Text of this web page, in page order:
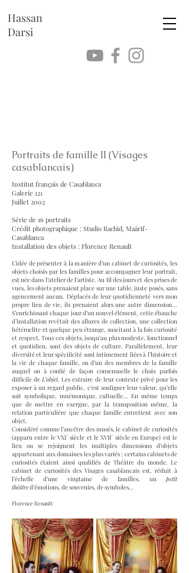
Hassan
Darsi
Portraits de famille II (Visages
casablancais)
Institut français de Casablanca
Galerie 121
Juillet 2002
Série de 16 portraits
Crédit photographique : Studio Rachid, Maârif-
Casablanca
Installation des objets : Florence Renault
L’idée de présenter à la manière d’un cabinet de curiosités, les
objets choisis par les familles pour accompagner leur portrait,
est née dans l’atelier de l’artiste. Au fil des jours et des prises de
vues, les objets prenaient place sur une table, juste posés, sans
agencement aucun. Déplacés de leur quotidienneté vers mon
propre lieu de vie, ils prenaient alors une autre dimension...
S’enrichissant chaque jour d’un nouvel élément, cette ébauche
d’installation revêtait des allures de collection, une collection
hétéroclite et quelque peu étrange, suscitant à la fois curiosité
et respect. Tous ces objets, jusqu’au plus modeste, fonctionnel
et quotidien, sont des objets de culture. Parallèlement, leur
diversité et leur spécificité sont intimement liées à l’histoire et
la vie de chaque famille, ou d’un des membres de la famille
auquel on à confié de façon consensuelle le choix parfois
difficile deL’objet. Les extraire de leur contexte privé pour les
exposer à un regard public, c’est souligner leur valeur, qu’elle
soit symbolique, mnémonique, cultuelle... En même temps
que de mettre en exergue, par la transposition même, la
relation particulière que chaque famille entretient avec son
objet.
Considéré comme l’ancêtre des musés, le cabinet de curiosités
(apparu entre le VXI° siècle et le XVII° siècle en Europe) est le
lieu ou se rejoignent les multiples dimensions d’objets
appartenant aux domaines les plus variés ; certains cabinets de
curiosités étaient ainsi qualifiés de Théâtre du monde. Le
cabinet de curiosités des Visages casablancais est, réduit à
l’échelle d’une vingtaine de familles, un petit
théâtred’émotions, de souvenirs, de symboles...
Florence Renault